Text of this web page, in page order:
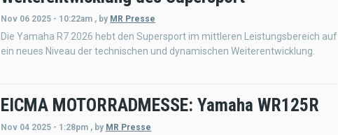
Nov 06 2025 - 10:22am , by MR Presse
Die Yamaha R7 2026 hebt den Supersport im mittleren Leistungsbereich auf
ein neues Niveau der technischen und dynamischen Weiterentwicklung.
EICMA MOTORRADMESSE: Yamaha WR125R
Nov 04 2025 - 1:28pm , by MR Presse